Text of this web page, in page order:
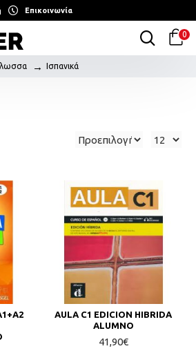
Επικοινωνία
0
Ισπανικά
AULA C1 EDICION HIBRIDA
ALUMNO
41,90€